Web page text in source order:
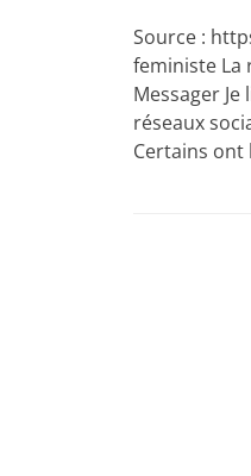
Source :
feministe La
Messager
réseaux
Certains ont